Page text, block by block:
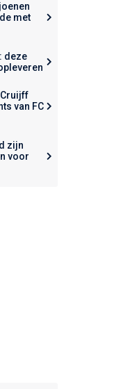
met
deze
van FC
zijn
voor